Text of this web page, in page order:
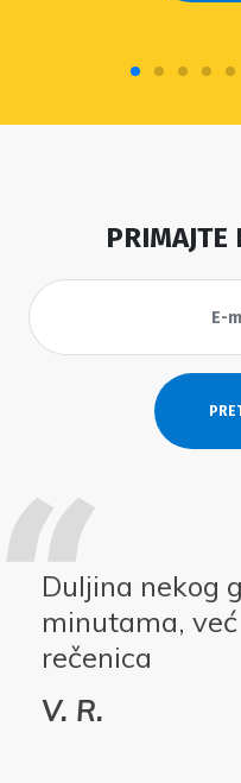
PRIMAJTE
Duljina nekog
minutama,
rečenica
V. R.